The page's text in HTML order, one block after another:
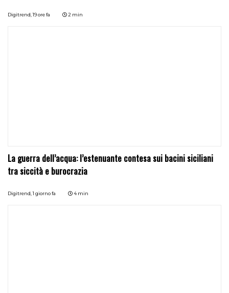
Digitrend,19 ore fa 2 min
La guerra dell’acqua: l’estenuante contesa sui bacini siciliani
tra siccità e burocrazia
Digitrend,1 giorno fa 4 min